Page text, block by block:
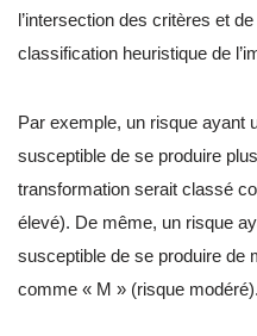
l’intersection des critères et
classification heuristique de
Par exemple, un risque ayant
susceptible de se produire
transformation serait classé
élevé). De même, un risque
susceptible de se produire de
comme « M » (risque modéré).